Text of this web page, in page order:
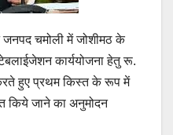
जनपद चमोली में जोशीमठ के
कार्ययोजना हेतु रू.
हुए प्रथम किस्त के रूप में
किये जाने का अनुमोदन